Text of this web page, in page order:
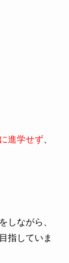
進学せず、
しながら、
指していま